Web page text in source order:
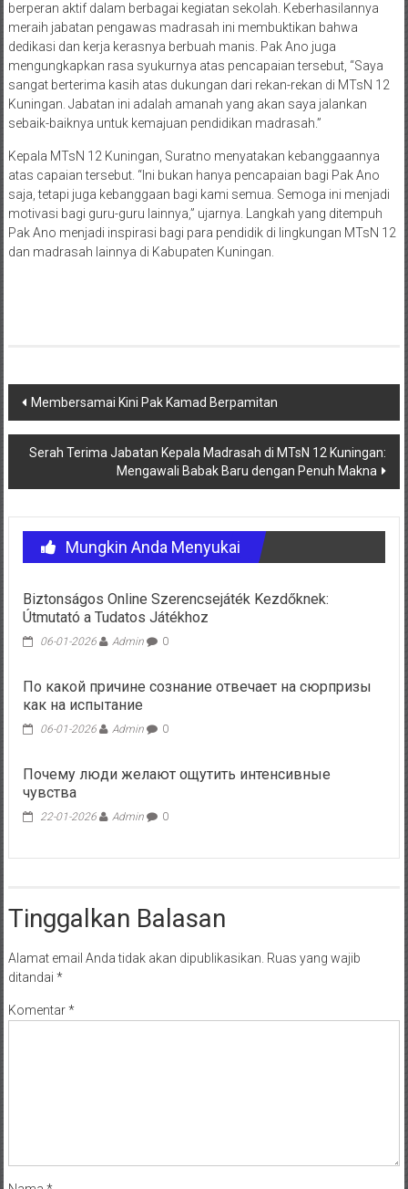
berperan aktif dalam berbagai kegiatan sekolah. Keberhasilannya
meraih jabatan pengawas madrasah ini membuktikan bahwa
dedikasi dan kerja kerasnya berbuah manis. Pak Ano juga
mengungkapkan rasa syukurnya atas pencapaian tersebut, “Saya
sangat berterima kasih atas dukungan dari rekan-rekan di MTsN 12
Kuningan. Jabatan ini adalah amanah yang akan saya jalankan
sebaik-baiknya untuk kemajuan pendidikan madrasah.”
Kepala MTsN 12 Kuningan, Suratno menyatakan kebanggaannya
atas capaian tersebut. “Ini bukan hanya pencapaian bagi Pak Ano
saja, tetapi juga kebanggaan bagi kami semua. Semoga ini menjadi
motivasi bagi guru-guru lainnya,” ujarnya. Langkah yang ditempuh
Pak Ano menjadi inspirasi bagi para pendidik di lingkungan MTsN 12
dan madrasah lainnya di Kabupaten Kuningan.
Navigasi
pos
Membersamai Kini Pak Kamad Berpamitan
Serah Terima Jabatan Kepala Madrasah di MTsN 12 Kuningan:
Mengawali Babak Baru dengan Penuh Makna
Mungkin Anda Menyukai
Biztonságos Online Szerencsejáték Kezdőknek:
Útmutató a Tudatos Játékhoz
06-01-2026 Admin 0
По какой причине сознание отвечает на сюрпризы
как на испытание
06-01-2026 Admin 0
Почему люди желают ощутить интенсивные
чувства
22-01-2026 Admin 0
Tinggalkan Balasan
Alamat email Anda tidak akan dipublikasikan. Ruas yang wajib
ditandai *
Komentar*